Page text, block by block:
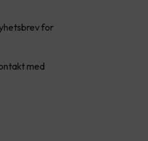
for
med